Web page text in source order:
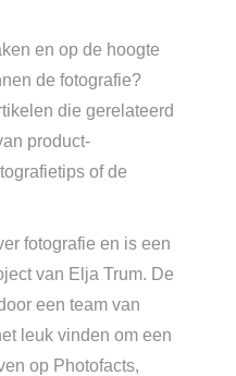
en op de hoogte
de fotografie?
die gerelateerd
product-
of de
fotografie en is een
van Elja Trum. De
een team van
leuk vinden om een
op Photofacts,